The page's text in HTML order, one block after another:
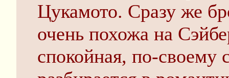
Цукамото. Сразу же
очень похожа на
спокойная, по-своему